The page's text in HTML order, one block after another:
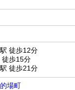
徒歩12分
徒歩15分
徒歩21分
場町